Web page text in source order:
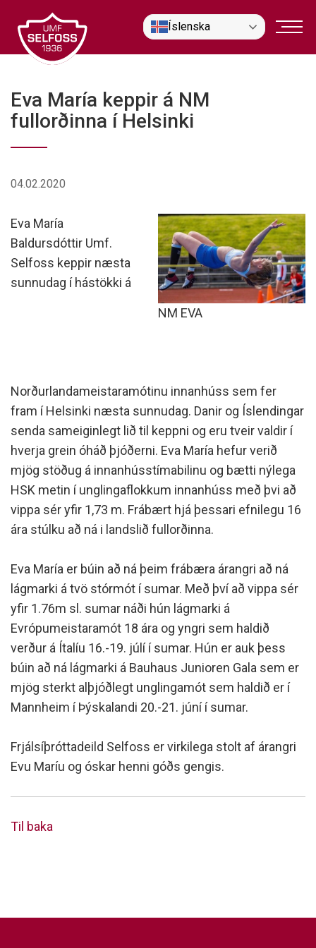
efni
Íslenska
Eva María keppir á NM
fullorðinna í Helsinki
04.02.2020
NM EVA
Eva María
Baldursdóttir Umf.
Selfoss keppir næsta
sunnudag í hástökki á
Norðurlandameistaramótinu innanhúss sem fer
fram í Helsinki næsta sunnudag. Danir og Íslendingar
senda sameiginlegt lið til keppni og eru tveir valdir í
hverja grein óháð þjóðerni. Eva María hefur verið
mjög stöðug á innanhússtímabilinu og bætti nýlega
HSK metin í unglingaflokkum innanhúss með þvi að
vippa sér yfir 1,73 m. Frábært hjá þessari efnilegu 16
ára stúlku að ná i landslið fullorðinna.
Eva María er búin að ná þeim frábæra árangri að ná
lágmarki á tvö stórmót í sumar. Með því að vippa sér
yfir 1.76m sl. sumar náði hún lágmarki á
Evrópumeistaramót 18 ára og yngri sem haldið
verður á Ítalíu 16.-19. júlí í sumar. Hún er auk þess
búin að ná lágmarki á Bauhaus Junioren Gala sem er
mjög sterkt alþjóðlegt unglingamót sem haldið er í
Mannheim í Þýskalandi 20.-21. júní í sumar.
Frjálsíþróttadeild Selfoss er virkilega stolt af árangri
Evu Maríu og óskar henni góðs gengis.
Til baka